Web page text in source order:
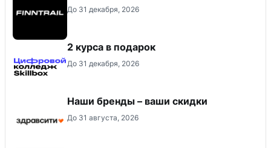
До 31 декабря, 2026
2 курса в подарок
До 31 декабря, 2026
Наши бренды – ваши скидки
До 31 августа, 2026